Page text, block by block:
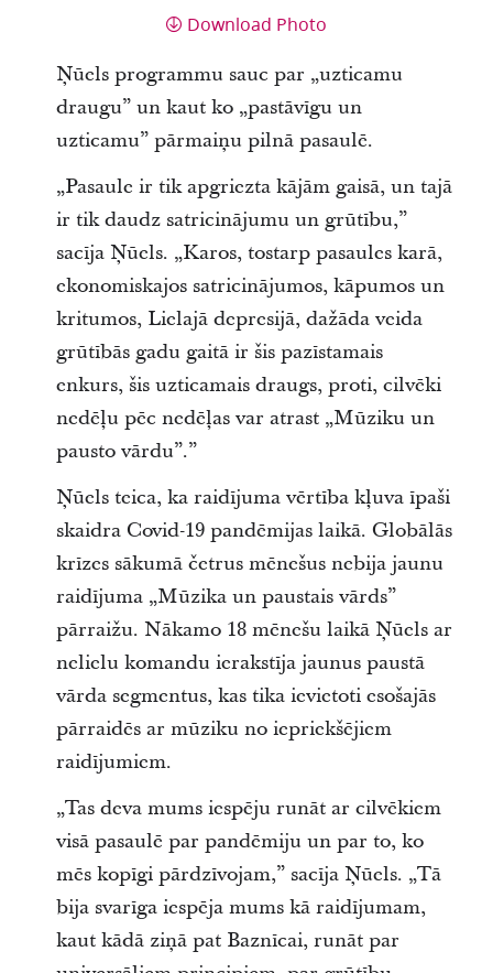
Download Photo
Ņūels programmu sauc par „uzticamu
draugu” un kaut ko „pastāvīgu un
uzticamu” pārmaiņu pilnā pasaulē.
„Pasaule ir tik apgriezta kājām gaisā, un tajā
ir tik daudz satricinājumu un grūtību,”
sacīja Ņūels. „Karos, tostarp pasaules karā,
ekonomiskajos satricinājumos, kāpumos un
kritumos, Lielajā depresijā, dažāda veida
grūtībās gadu gaitā ir šis pazīstamais
enkurs, šis uzticamais draugs, proti, cilvēki
nedēļu pēc nedēļas var atrast „Mūziku un
pausto vārdu”.”
Ņūels teica, ka raidījuma vērtība kļuva īpaši
skaidra Covid-19 pandēmijas laikā. Globālās
krīzes sākumā četrus mēnešus nebija jaunu
raidījuma „Mūzika un paustais vārds”
pārraižu. Nākamo 18 mēnešu laikā Ņūels ar
nelielu komandu ierakstīja jaunus paustā
vārda segmentus, kas tika ievietoti esošajās
pārraidēs ar mūziku no iepriekšējiem
raidījumiem.
„Tas deva mums iespēju runāt ar cilvēkiem
visā pasaulē par pandēmiju un par to, ko
mēs kopīgi pārdzīvojam,” sacīja Ņūels. „Tā
bija svarīga iespēja mums kā raidījumam,
kaut kādā ziņā pat Baznīcai, runāt par